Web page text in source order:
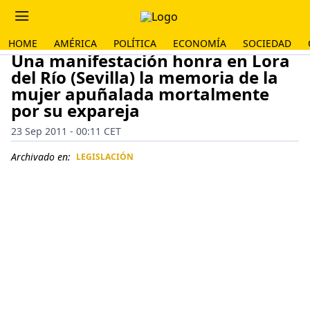
HOME AMÉRICA POLÍTICA ECONOMÍA SOCIEDAD
Una manifestación honra en Lora
del Río (Sevilla) la memoria de la
mujer apuñalada mortalmente
por su expareja
23 Sep 2011 - 00:11 CET
Archivado en: LEGISLACIÓN